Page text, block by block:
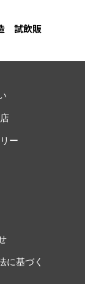
試飲販
ー
に基づく